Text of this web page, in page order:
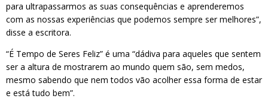
para ultrapassarmos as suas consequências e aprenderemos
com as nossas experiências que podemos sempre ser melhores”,
disse a escritora.
“É Tempo de Seres Feliz” é uma “dádiva para aqueles que sentem
ser a altura de mostrarem ao mundo quem são, sem medos,
mesmo sabendo que nem todos vão acolher essa forma de estar
e está tudo bem”.